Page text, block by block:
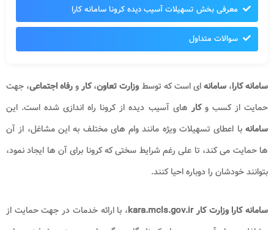
معرفی بخش تسهیلات آسیب دیده کرونا سامانه کارا
سوالات متداول
سامانه کارا،سامانهای است که توسط وزارت تعاون،کارورفاه اجتماعی، جهت
حمایت از کسب وکار های آسیب دیده از کرونا راه اندازی شده است. این
سامانهبا اعطای تسهیلات ویژه مانند وام های مختلف به این مشاغل، از آن
ها حمایت می کند، تا علی رغم شرایط سختی که کرونا برای آن ها ایجاد نمود،
بتوانند خودشان را دوباره احیا کنند.
سامانه کارا وزارت کارkara.mcls.gov.ir، با ارائه خدمات در جهت حمایت از